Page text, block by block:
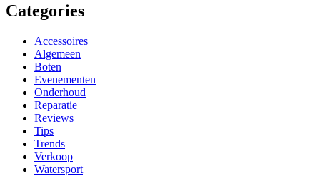
Categories
Accessoires
Algemeen
Boten
Evenementen
Onderhoud
Reparatie
Reviews
Tips
Trends
Verkoop
Watersport